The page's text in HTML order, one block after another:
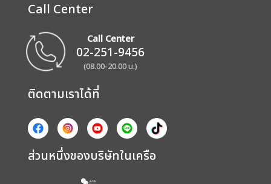
Call Center
Call Center
02-251-9456
(08.00-20.00 น.)
ติดตามเราได้ที่
ส่วนหนึ่งของบริษัทในเครือ